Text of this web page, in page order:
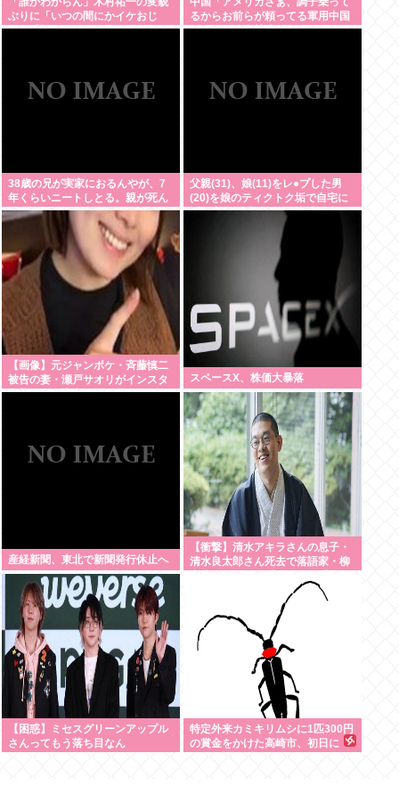
ぶりに「いつの間にかイケおじ
に」「松ちゃんより痩せてな
るからお前らが頼ってる軍用中国
ドローン輸出禁止するわw」
38歳の兄が実家におるんやが、7
年くらいニートしとる。親が死ん
だ後の処理どうしよう
父親(31)、娘(11)をレ●プした男
(20)を娘のティクトク垢で自宅に
誘い出し自助 2人とも逮捕
【画像】元ジャンポケ・斉藤慎二
被告の妻・瀬戸サオリがインスタ
更新！その内容がガチでヤバすぎ
スペースX、株価大暴落
産経新聞、東北で新聞発行休止へ
【衝撃】清水アキラさんの息子・
清水良太郎さん死去で落語家・柳
行」被害告発・・・・・・・・・
【困惑】ミセスグリーンアップル
さんってもう落ち目なん
特定外来カミキリムシに1匹300円
の賞金をかけた高崎市、初日に